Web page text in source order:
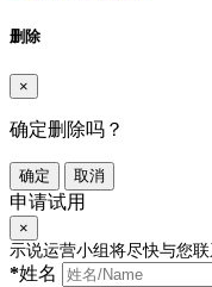
删除
×
确定删除吗？
确定 取消
申请试用
×
示说运营小组将尽快与您
*姓名